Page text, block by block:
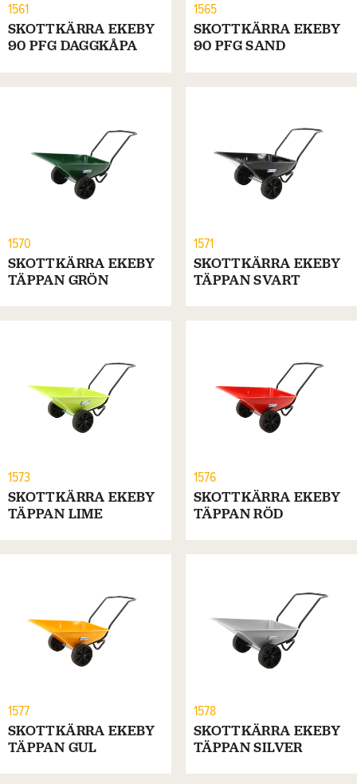
1561
SKOTTKÄRRA EKEBY
90 PFG DAGGKÅPA
1565
SKOTTKÄRRA EKEBY
90 PFG SAND
1570
SKOTTKÄRRA EKEBY
TÄPPAN GRÖN
1571
SKOTTKÄRRA EKEBY
TÄPPAN SVART
1573
SKOTTKÄRRA EKEBY
TÄPPAN LIME
1576
SKOTTKÄRRA EKEBY
TÄPPAN RÖD
1577
SKOTTKÄRRA EKEBY
TÄPPAN GUL
1578
SKOTTKÄRRA EKEBY
TÄPPAN SILVER